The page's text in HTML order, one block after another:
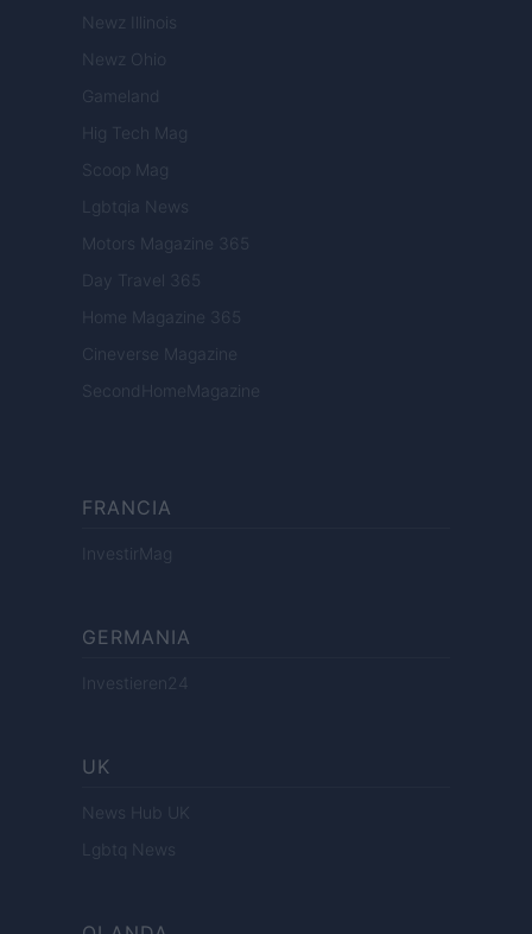
Newz Illinois
Newz Ohio
Gameland
Hig Tech Mag
Scoop Mag
Lgbtqia News
Motors Magazine 365
Day Travel 365
Home Magazine 365
Cineverse Magazine
SecondHomeMagazine
FRANCIA
InvestirMag
GERMANIA
Investieren24
UK
News Hub UK
Lgbtq News